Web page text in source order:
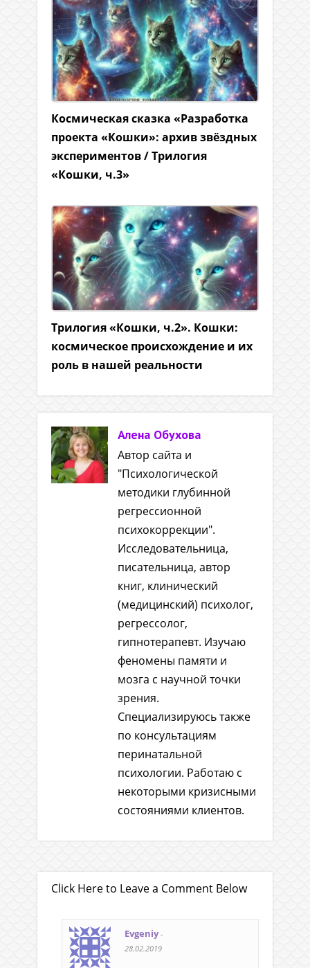
Космическая сказка «Разработка
проекта «Кошки»: архив звёздных
экспериментов / Трилогия
«Кошки, ч.3»
Трилогия «Кошки, ч.2». Кошки:
космическое происхождение и их
роль в нашей реальности
Алена Обухова
Автор сайта и
"Психологической
методики глубинной
регрессионной
психокоррекции".
Исследовательница,
писательница, автор
книг, клинический
(медицинский) психолог,
регрессолог,
гипнотерапевт. Изучаю
феномены памяти и
мозга с научной точки
зрения.
Специализируюсь также
по консультациям
перинатальной
психологии. Работаю с
некоторыми кризисными
состояниями клиентов.
Click Here to Leave a Comment Below
Evgeniy-
28.02.2019